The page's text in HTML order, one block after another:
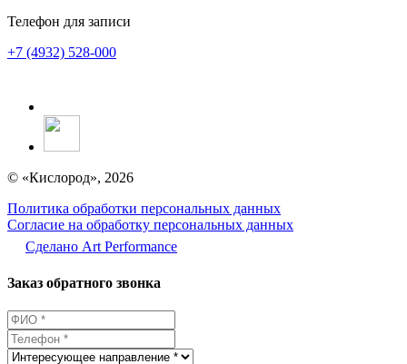
Телефон для записи
+7 (4932) 528-000
© «Кислород», 2026
Политика обработки персональных данных
Согласие на обработку персональных данных
Сделано Аrt Performance
Заказ обратного звонка